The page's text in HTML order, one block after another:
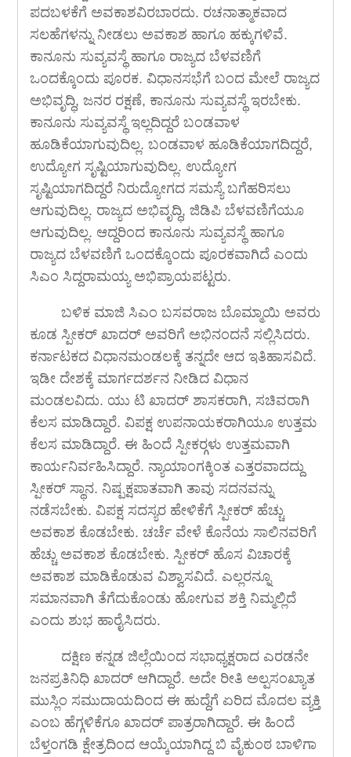
ಪದಬಳಕೆಗೆ ಅವಕಾಶವಿರಬಾರದು. ರಚನಾತ್ಮಾಕವಾದ
ಸಲಹೆಗಳನ್ನು ನೀಡಲು ಅವಕಾಶ ಹಾಗೂ ಹಕ್ಕುಗಳಿವೆ.
ಕಾನೂನು ಸುವ್ಯವಸ್ಥೆ ಹಾಗೂ ರಾಜ್ಯದ ಬೆಳವಣಿಗೆ
ಒಂದಕ್ಕೊಂದು ಪೂರಕ. ವಿಧಾನಸಭೆಗೆ ಬಂದ ಮೇಲೆ ರಾಜ್ಯದ
ಅಭಿವೃದ್ಧಿ, ಜನರ ರಕ್ಷಣೆ, ಕಾನೂನು ಸುವ್ಯವಸ್ಥೆ ಇರಬೇಕು.
ಕಾನೂನು ಸುವ್ಯವಸ್ಥೆ ಇಲ್ಲದಿದ್ದರೆ ಬಂಡವಾಳ
ಹೂಡಿಕೆಯಾಗುವುದಿಲ್ಲ. ಬಂಡವಾಳ ಹೂಡಿಕೆಯಾಗದಿದ್ದರೆ,
ಉದ್ಯೋಗ ಸೃಷ್ಟಿಯಾಗುವುದಿಲ್ಲ. ಉದ್ಯೋಗ
ಸೃಷ್ಟಿಯಾಗದಿದ್ದರೆ ನಿರುದ್ಯೋಗದ ಸಮಸ್ಯೆ ಬಗೆಹರಿಸಲು
ಆಗುವುದಿಲ್ಲ. ರಾಜ್ಯದ ಅಭಿವೃದ್ಧಿ, ಜಿಡಿಪಿ ಬೆಳವಣಿಗೆಯೂ
ಆಗುವುದಿಲ್ಲ. ಆದ್ದರಿಂದ ಕಾನೂನು ಸುವ್ಯವಸ್ಥೆ ಹಾಗೂ
ರಾಜ್ಯದ ಬೆಳವಣಿಗೆ ಒಂದಕ್ಕೊಂದು ಪೂರಕವಾಗಿದೆ ಎಂದು
ಸಿಎಂ ಸಿದ್ದರಾಮಯ್ಯ ಅಭಿಪ್ರಾಯಪಟ್ಟರು.
ಬಳಿಕ ಮಾಜಿ ಸಿಎಂ ಬಸವರಾಜ ಬೊಮ್ಮಾಯಿ ಅವರು
ಕೂಡ ಸ್ಪೀಕರ್ ಖಾದರ್ ಅವರಿಗೆ ಅಭಿನಂದನೆ ಸಲ್ಲಿಸಿದರು.
ಕರ್ನಾಟಕದ ವಿಧಾನಮಂಡಲಕ್ಕೆ ತನ್ನದೇ ಆದ ಇತಿಹಾಸವಿದೆ.
ಇಡೀ ದೇಶಕ್ಕೆ ಮಾರ್ಗದರ್ಶನ ನೀಡಿದ ವಿಧಾನ
ಮಂಡಲವಿದು. ಯು ಟಿ ಖಾದರ್ ಶಾಸಕರಾಗಿ, ಸಚಿವರಾಗಿ
ಕೆಲಸ ಮಾಡಿದ್ದಾರೆ. ವಿಪಕ್ಷ ಉಪನಾಯಕರಾಗಿಯೂ ಉತ್ತಮ
ಕೆಲಸ ಮಾಡಿದ್ದಾರೆ. ಈ ಹಿಂದೆ ಸ್ಪೀಕರ್‍ಗಳು ಉತ್ತಮವಾಗಿ
ಕಾರ್ಯನಿರ್ವಹಿಸಿದ್ದಾರೆ. ನ್ಯಾಯಾಂಗಕ್ಕಿಂತ ಎತ್ತರವಾದದ್ದು
ಸ್ಪೀಕರ್ ಸ್ಥಾನ. ನಿಷ್ಪಕ್ಷಪಾತವಾಗಿ ತಾವು ಸದನವನ್ನು
ನಡೆಸಬೇಕು. ವಿಪಕ್ಷ ಸದಸ್ಯರ ಹೇಳಿಕೆಗೆ ಸ್ಪೀಕರ್ ಹೆಚ್ಚು
ಅವಕಾಶ ಕೊಡಬೇಕು. ಚರ್ಚೆ ವೇಳೆ ಕೊನೆಯ ಸಾಲಿನವರಿಗೆ
ಹೆಚ್ಚು ಅವಕಾಶ ಕೊಡಬೇಕು. ಸ್ಪೀಕರ್ ಹೊಸ ವಿಚಾರಕ್ಕೆ
ಅವಕಾಶ ಮಾಡಿಕೊಡುವ ವಿಶ್ವಾಸವಿದೆ. ಎಲ್ಲರನ್ನೂ
ಸಮಾನವಾಗಿ ತೆಗೆದುಕೊಂಡು ಹೋಗುವ ಶಕ್ತಿ ನಿಮ್ಮಲ್ಲಿದೆ
ಎಂದು ಶುಭ ಹಾರೈಸಿದರು.
ದಕ್ಷಿಣ ಕನ್ನಡ ಜಿಲ್ಲೆಯಿಂದ ಸಭಾಧ್ಯಕ್ಷರಾದ ಎರಡನೇ
ಜನಪ್ರತಿನಿಧಿ ಖಾದರ್ ಆಗಿದ್ದಾರೆ. ಅದೇ ರೀತಿ ಅಲ್ಪಸಂಖ್ಯಾತ
ಮುಸ್ಲಿಂ ಸಮುದಾಯದಿಂದ ಈ ಹುದ್ದೆಗೆ ಏರಿದ ಮೊದಲ ವ್ಯಕ್ತಿ
ಎಂಬ ಹೆಗ್ಗಳಿಕೆಗೂ ಖಾದರ್ ಪಾತ್ರರಾಗಿದ್ದಾರೆ. ಈ ಹಿಂದೆ
ಬೆಳ್ತಂಗಡಿ ಕ್ಷೇತ್ರದಿಂದ ಆಯ್ಕೆಯಾಗಿದ್ದ ಬಿ ವೈಕುಂಠ ಬಾಳಿಗಾ